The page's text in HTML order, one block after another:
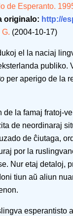
de Esperanto.
originalo: http://
G. (2004-10-17)
el la naciaj
publiko.
per aperigo de la
de la famaj fratoj-
de neordinaraj
de ĉiutaga,
por la
Nur etaj detaloj,
tiun aŭ aliun
esperantisto